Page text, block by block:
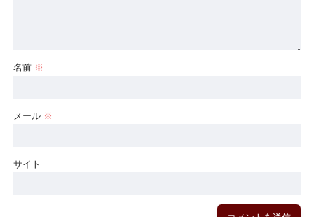
名前 ※
メール ※
サイト